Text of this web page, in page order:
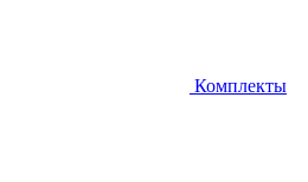
Комплекты